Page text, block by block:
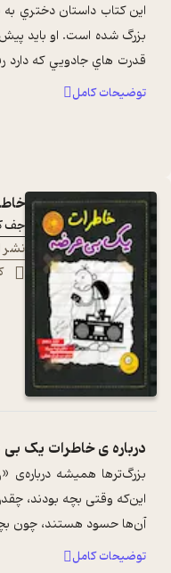
اين کتاب داستان دختري به
بزرگ شده است. او بايد پيش
قدرت هاي جادويي که دارد
کتابي ......
توضیحات کامل
جف
نشر
درباره یخاطرات یک بی
بزرگ‌ترها همیشه
این‌که وقتی بچه بودند،
آن‌ها حسود هستند، چون
با تکنولوژی جدید در ...
توضیحات کامل